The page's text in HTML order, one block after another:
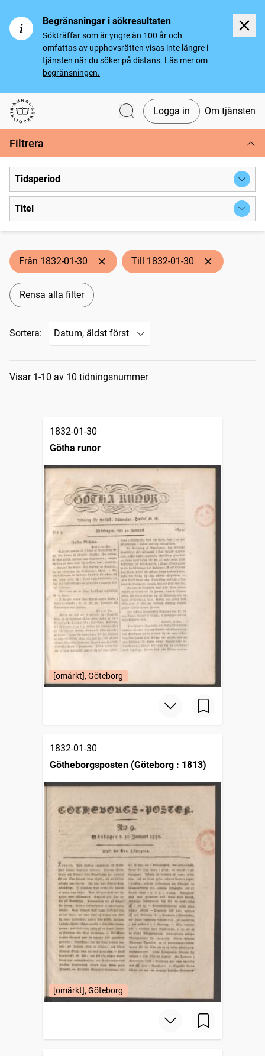
Begränsningar i sökresultaten
Sökträffar som är yngre än 100 år och
omfattas av upphovsrätten visas inte längre i
tjänsten när du söker på distans. Läs mer om
begränsningen.
Svenska tidningar
Logga in Om tjänsten
Filtrera
Tidsperiod
Titel
Från 1832-01-30 Till 1832-01-30
Rensa alla filter
Sortera:
Sökresultat
Visar 1-10 av 10 tidningsnummer
1832-01-30
Götha runor
[omärkt], Göteborg
1832-01-30
Götheborgsposten (Göteborg : 1813)
[omärkt], Göteborg